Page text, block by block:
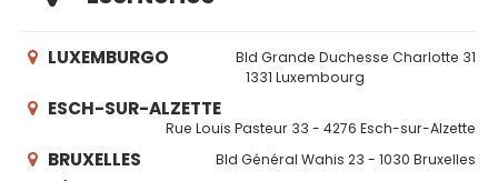
LUXEMBURGO
Bld Grande Duchesse Charlotte 31
1331 Luxembourg
ESCH-SUR-ALZETTE
Rue Louis Pasteur 33 - 4276 Esch-sur-Alzette
BRUXELLES Bld Général Wahis 23 - 1030 Bruxelles